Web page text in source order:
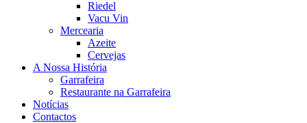
Riedel
Vacu Vin
Mercearia
Azeite
Cervejas
A Nossa História
Garrafeira
Restaurante na Garrafeira
Notícias
Contactos